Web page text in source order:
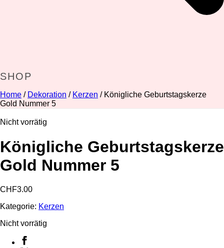
SHOP
Home / Dekoration / Kerzen / Königliche Geburtstagskerze
Gold Nummer 5
Nicht vorrätig
Königliche Geburtstagskerze
Gold Nummer 5
CHF3.00
Kategorie: Kerzen
Nicht vorrätig